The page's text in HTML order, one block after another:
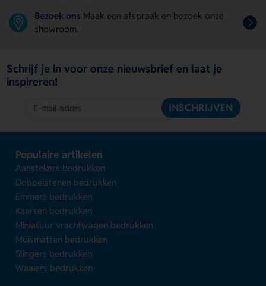
Bezoek ons Maak een afspraak en bezoek onze
showroom.
Schrijf je in voor onze nieuwsbrief en laat je
inspireren!
INSCHRIJVEN
Populaire artikelen
Aanstekers bedrukken
Dobbelstenen bedrukken
Emmers bedrukken
Kaarsen bedrukken
Miniatuur vrachtwagen bedrukken
Muismatten bedrukken
Slingers bedrukken
Waaiers bedrukken